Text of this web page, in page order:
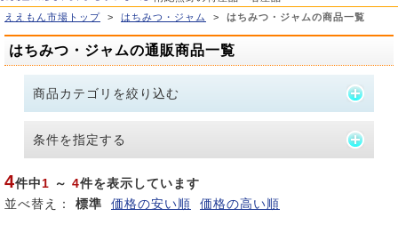
ええもん市場トップ > はちみつ・ジャム > はちみつ・ジャムの商品一覧
はちみつ・ジャムの通販商品一覧
商品カテゴリを絞り込む
条件を指定する
4件中1 ～ 4件を表示しています
並べ替え：
標準 価格の安い順 価格の高い順